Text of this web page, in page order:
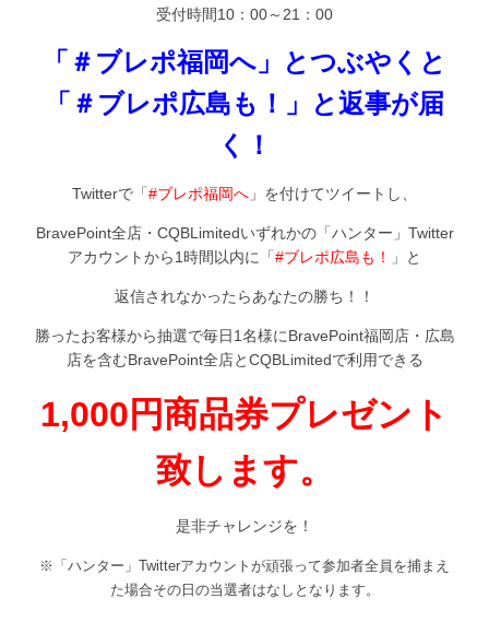
受付時間10：00～21：00
「＃ブレポ福岡へ」とつぶやくと
「＃ブレポ広島も！」と返事が届
く！
Twitterで「#ブレポ福岡へ 」を付けてツイートし、
BravePoint全店・CQBLimitedいずれかの「ハンター」Twitter
アカウントから1時間以内に「#ブレポ広島も！ 」と
返信されなかったらあなたの勝ち！！
勝ったお客様から抽選で毎日1名様にBravePoint福岡店・広島
店を含むBravePoint全店とCQBLimitedで利用できる
1,000円商品券プレゼント
致します。
是非チャレンジを！
※「ハンター」Twitterアカウントが頑張って参加者全員を捕まえ
た場合その日の当選者はなしとなります。